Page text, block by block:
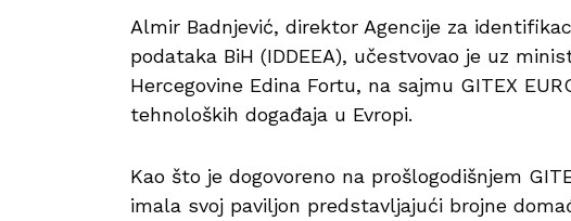
Almir Badnjević, direktor Agencije za
podataka BiH (IDDEEA), učestvovao je uz
Hercegovine Edina Fortu, na sajmu GITEX
tehnoloških događaja u Evropi.
Kao što je dogovoreno na prošlogodišnjem
imala svoj paviljon predstavljajući brojne